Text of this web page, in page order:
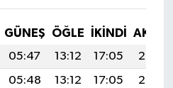
GÜNEŞ ÖĞLE İKINDI
05:47 13:12 17:05
20:27
05:48 13:12 17:05
20:26